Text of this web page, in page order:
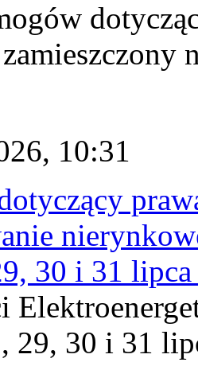
10:31
30 i 31
29, 30 i 31